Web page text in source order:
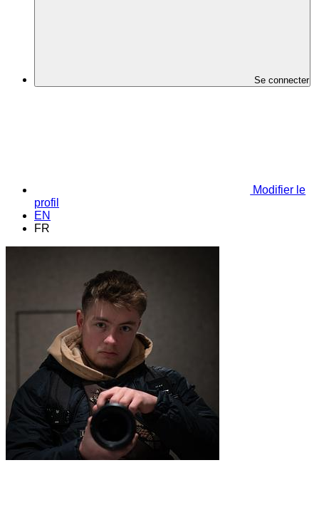
Se connecter
Modifier le
profil
EN
FR